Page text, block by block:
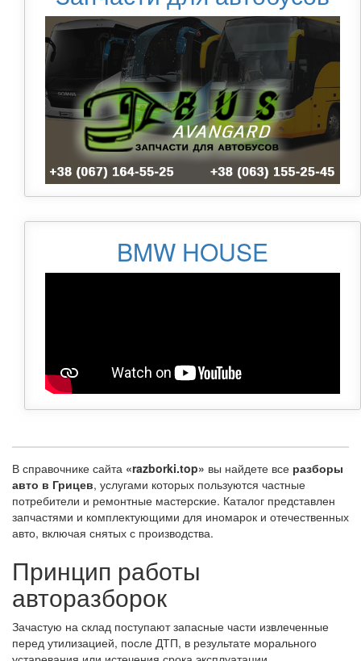
BMW HOUSE
В справочнике сайта «razborki.top» вы найдете все разборы
авто в Грицев, услугами которых пользуются частные
потребители и ремонтные мастерские. Каталог представлен
запчастями и комплектующими для иномарок и отечественных
авто, включая снятых с производства.
Принцип работы
авторазборок
Зачастую на склад поступают запасные части извлеченные
перед утилизацией, после ДТП, в результате морального